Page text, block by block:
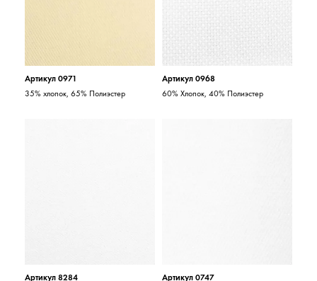
Артикул 0971
35% хлопок, 65% Полиэстер
Артикул 0968
60% Хлопок, 40% Полиэстер
Артикул 8284 Артикул 0747